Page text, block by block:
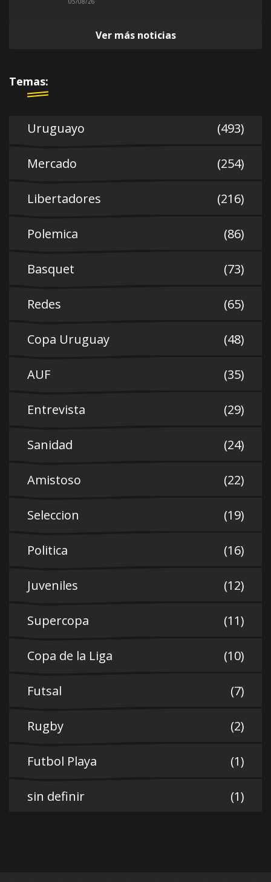
Ver más noticias
Temas:
Uruguayo (493)
Mercado (254)
Libertadores (216)
Polemica (86)
Basquet (73)
Redes (65)
Copa Uruguay (48)
AUF (35)
Entrevista (29)
Sanidad (24)
Amistoso (22)
Seleccion (19)
Politica (16)
Juveniles (12)
Supercopa (11)
Copa de la Liga (10)
Futsal (7)
Rugby (2)
Futbol Playa (1)
sin definir (1)